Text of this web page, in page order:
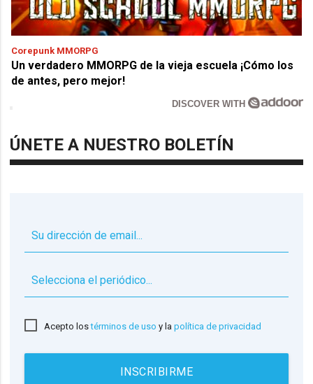
Corepunk MMORPG
Un verdadero MMORPG de la vieja escuela ¡Cómo los
de antes, pero mejor!
DISCOVER WITH
ÚNETE A NUESTRO BOLETÍN
Acepto lostérminos de uso y lapolítica de privacidad
INSCRIBIRME